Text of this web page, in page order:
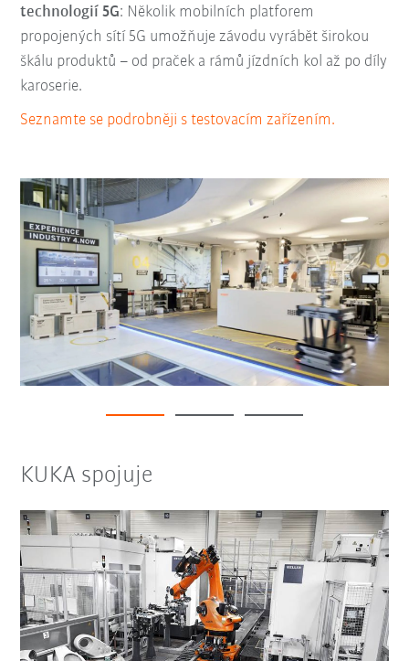
technologií 5G: Několik mobilních platforem
propojených sítí 5G umožňuje závodu vyrábět širokou
škálu produktů – od praček a rámů jízdních kol až po díly
karoserie.
Seznamte se podrobněji s testovacím zařízením.
KUKA spojuje